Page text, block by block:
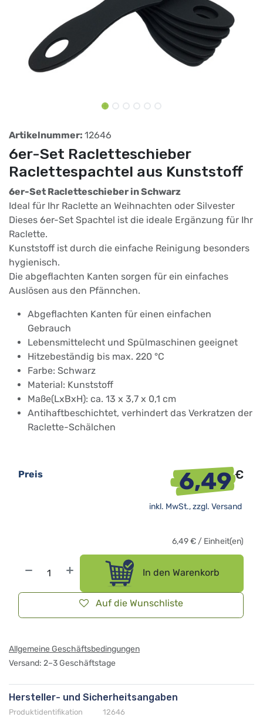
Artikelnummer: 12646
6er-Set Racletteschieber
Raclettespachtel aus Kunststoff
6er-Set Racletteschieber in Schwarz
Ideal für Ihr Raclette an Weihnachten oder Silvester
Dieses 6er-Set Spachtel ist die ideale Ergänzung für Ihr
Raclette.
Kunststoff ist durch die einfache Reinigung besonders
hygienisch.
Die abgeflachten Kanten sorgen für ein einfaches
Auslösen aus den Pfännchen.
Abgeflachten Kanten für einen einfachen
Gebrauch
Lebensmittelecht und Spülmaschinen geeignet
Hitzebeständig bis max. 220 °C
Farbe: Schwarz
Material: Kunststoff
Maße(LxBxH): ca. 13 x 3,7 x 0,1 cm
Antihaftbeschichtet, verhindert das Verkratzen der
Raclette-Schälchen
In den Warenkorb
Auf die Wunschliste
Preis 6,49€
inkl. MwSt., zzgl. Versand
6,49€ / Einheit(en)
Allgemeine Geschäftsbedingungen
Versand: 2–3 Geschäftstage
Hersteller- und Sicherheitsangaben
Produktidentifikation
12646